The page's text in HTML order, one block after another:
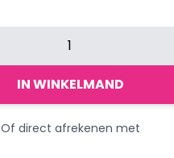
IN WINKELMAND
Of direct afrekenen met